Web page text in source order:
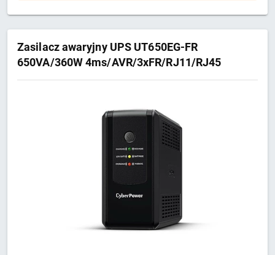
Zasilacz awaryjny UPS UT650EG-FR
650VA/360W 4ms/AVR/3xFR/RJ11/RJ45